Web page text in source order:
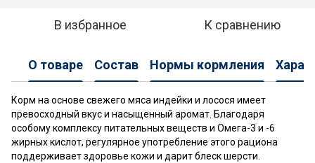
В избранное К сравнению
О товаре Состав Нормы кормления
Корм на основе свежего мяса индейки и лосося имеет
превосходный вкус и насыщенный аромат. Благодаря
особому комплексу питательных веществ и Омега-3 и -6
жирных кислот, регулярное употребление этого рациона
поддерживает здоровье кожи и дарит блеск шерсти.